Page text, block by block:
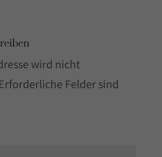
wird nicht
Erforderliche Felder sind